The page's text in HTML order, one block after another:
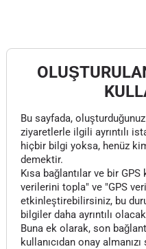
Bu sayfada,
ziyaretlerle ilgili ayrıntılı
hiçbir bilgi yoksa, henüz
demektir.
Kısa bağlantılar ve bir
verilerini topla" ve "GPS
etkinleştirebilirsiniz, bu
bilgiler daha ayrıntılı
Buna ek olarak, son
kullanıcıdan onay